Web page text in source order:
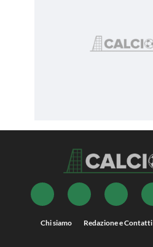
Chi siamo Redazione e Contatti